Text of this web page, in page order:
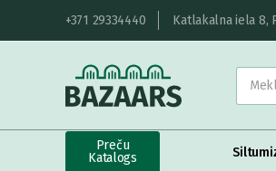
+371 29334440 Katlakalna iela 8,
Preču
Katalogs